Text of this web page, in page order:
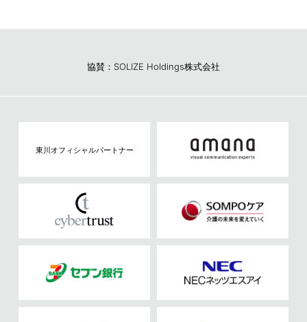
協賛：SOLIZE Holdings株式会社
東川オフィシャルパートナー